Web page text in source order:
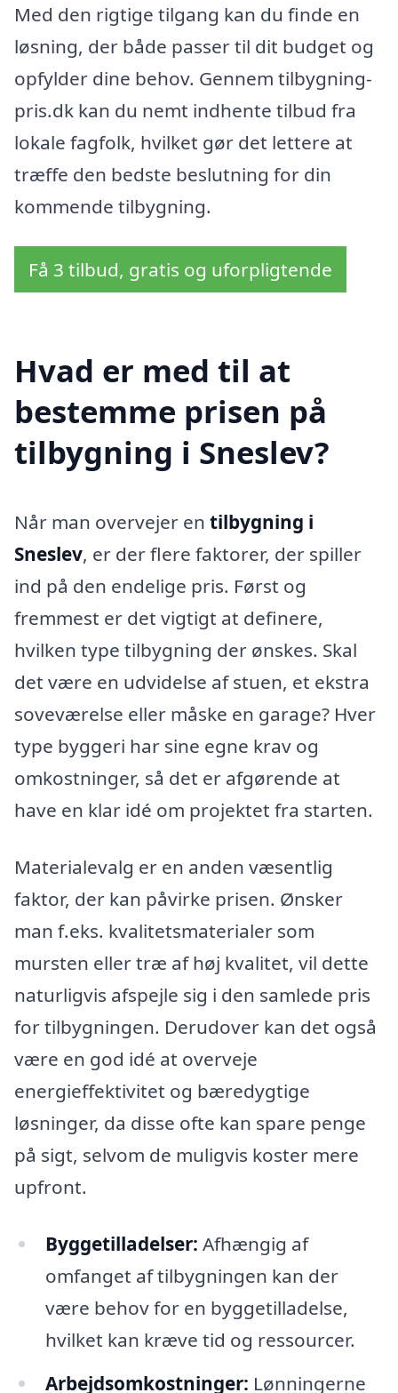
Med den rigtige tilgang kan du finde en
løsning, der både passer til dit budget og
opfylder dine behov. Gennem tilbygning-
pris.dk kan du nemt indhente tilbud fra
lokale fagfolk, hvilket gør det lettere at
træffe den bedste beslutning for din
kommende tilbygning.
Få 3 tilbud, gratis og uforpligtende
Hvad er med til at
bestemme prisen på
tilbygning i Sneslev?
Når man overvejer en tilbygning i
Sneslev, er der flere faktorer, der spiller
ind på den endelige pris. Først og
fremmest er det vigtigt at definere,
hvilken type tilbygning der ønskes. Skal
det være en udvidelse af stuen, et ekstra
soveværelse eller måske en garage? Hver
type byggeri har sine egne krav og
omkostninger, så det er afgørende at
have en klar idé om projektet fra starten.
Materialevalg er en anden væsentlig
faktor, der kan påvirke prisen. Ønsker
man f.eks. kvalitetsmaterialer som
mursten eller træ af høj kvalitet, vil dette
naturligvis afspejle sig i den samlede pris
for tilbygningen. Derudover kan det også
være en god idé at overveje
energieffektivitet og bæredygtige
løsninger, da disse ofte kan spare penge
på sigt, selvom de muligvis koster mere
upfront.
Byggetilladelser: Afhængig af
omfanget af tilbygningen kan der
være behov for en byggetilladelse,
hvilket kan kræve tid og ressourcer.
Arbejdsomkostninger: Lønningerne